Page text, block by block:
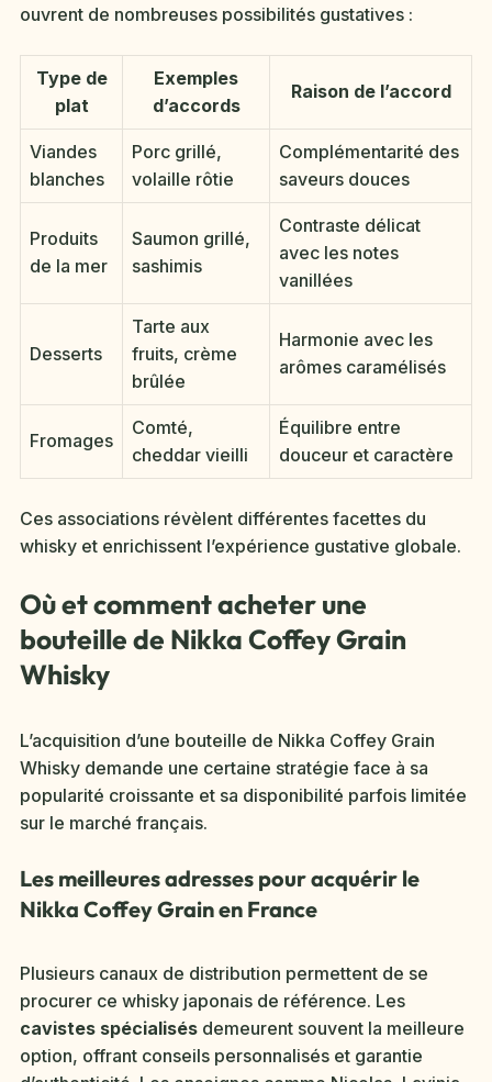
ouvrent de nombreuses possibilités gustatives :
Type de
plat
Exemples
d’accords
Raison de l’accord
Viandes
blanches
Porc grillé,
volaille rôtie
Complémentarité des
saveurs douces
Produits
de la mer
Saumon grillé,
sashimis
Contraste délicat
avec les notes
vanillées
Desserts
Tarte aux
fruits, crème
brûlée
Harmonie avec les
arômes caramélisés
Fromages
Comté,
cheddar vieilli
Équilibre entre
douceur et caractère
Ces associations révèlent différentes facettes du
whisky et enrichissent l’expérience gustative globale.
Où et comment acheter une
bouteille de Nikka Coffey Grain
Whisky
L’acquisition d’une bouteille de Nikka Coffey Grain
Whisky demande une certaine stratégie face à sa
popularité croissante et sa disponibilité parfois limitée
sur le marché français.
Les meilleures adresses pour acquérir le
Nikka Coffey Grain en France
Plusieurs canaux de distribution permettent de se
procurer ce whisky japonais de référence. Les
cavistes spécialisés demeurent souvent la meilleure
option, offrant conseils personnalisés et garantie